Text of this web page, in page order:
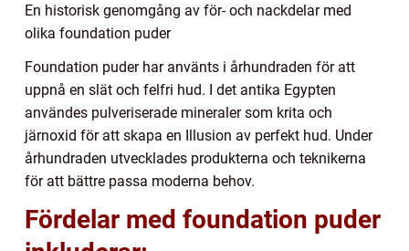
En historisk genomgång av för- och nackdelar med
olika foundation puder
Foundation puder har använts i århundraden för att
uppnå en slät och felfri hud. I det antika Egypten
användes pulveriserade mineraler som krita och
järnoxid för att skapa en Illusion av perfekt hud. Under
århundraden utvecklades produkterna och teknikerna
för att bättre passa moderna behov.
Fördelar med foundation puder